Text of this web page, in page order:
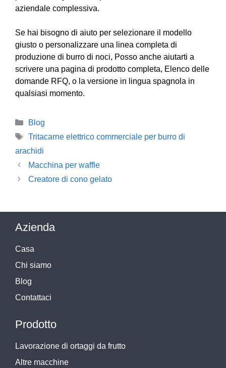
aziendale complessiva.
Se hai bisogno di aiuto per selezionare il modello
giusto o personalizzare una linea completa di
produzione di burro di noci, Posso anche aiutarti a
scrivere una pagina di prodotto completa, Elenco delle
domande RFQ, o la versione in lingua spagnola in
qualsiasi momento.
Categorie
Blog
Tag
Tritacarne elettrico commerciale per burro di
arachidi
Macchina per waffle
Creatore di cono gelato
Azienda
Casa
Chi siamo
Blog
Contattaci
Prodotto
Lavorazione di ortaggi da frutto
Altre macchine